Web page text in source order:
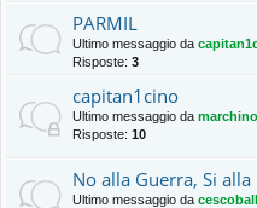
PARMIL
Ultimo messaggio da
Risposte: 3
capitan1cino
Ultimo messaggio da marchino
Risposte: 10
No alla Guerra, Si
Ultimo messaggio da